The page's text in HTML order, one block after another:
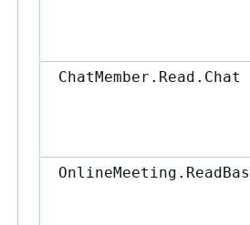
ChatMember.Read.Chat